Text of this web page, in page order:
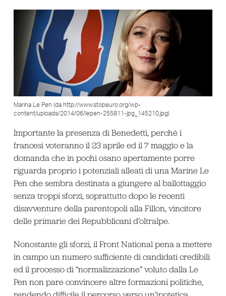
Marina Le Pen (da http://www.stopeuro.org/wp-
content/uploads/2014/06/lepen-255811-jpg_145210.jpg)
Importante la presenza di Benedetti, perché i
francesi voteranno il 23 aprile ed il 7 maggio e la
domanda che in pochi osano apertamente porre
riguarda proprio i potenziali alleati di una Marine Le
Pen che sembra destinata a giungere al ballottaggio
senza troppi sforzi, soprattutto dopo le recenti
disavventure della parentopoli alla Fillon, vincitore
delle primarie dei Repubblicani d’oltralpe.
Nonostante gli sforzi, il Front National pena a mettere
in campo un numero sufficiente di candidati credibili
ed il processo di “normalizzazione” voluto dalla Le
Pen non pare convincere altre formazioni politiche,